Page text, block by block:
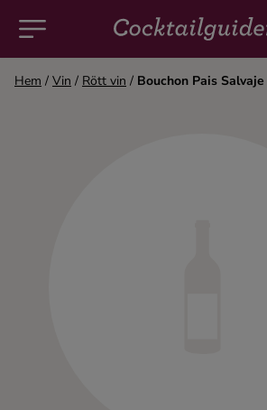
Hem / Vin / Rött vin / Bouchon Pais Salvaje